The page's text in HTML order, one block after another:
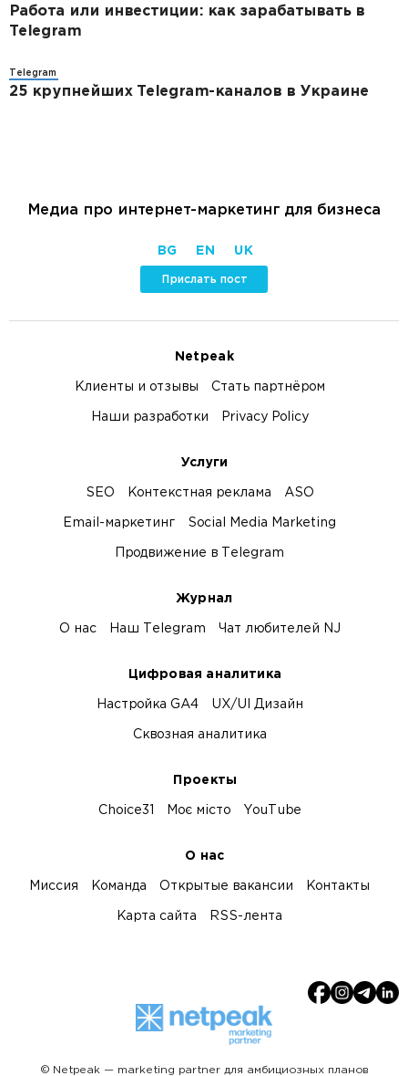
Работа или инвестиции: как зарабатывать в
Telegram
Telegram
25 крупнейших Telegram-каналов в Украине
Медиа про интернет-маркетинг для бизнеса
BG EN UK
Прислать пост
Netpeak
Клиенты и отзывы Стать партнёром
Наши разработки Privacy Policy
Услуги
SEO Контекстная реклама ASO
Email-маркетинг Social Media Marketing
Продвижение в Telegram
Журнал
О нас Наш Telegram Чат любителей NJ
Цифровая аналитика
Настройка GA4 UX/UI Дизайн
Сквозная аналитика
Проекты
Choice31 Моє місто YouTube
О нас
Миссия Команда Открытые вакансии Контакты
Карта сайта RSS-лента
© Netpeak — marketing partner для амбициозных планов